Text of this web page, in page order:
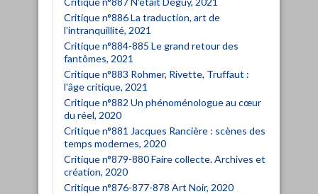
Critique n°886 La traduction, art de
l'intranquillité, 2021
Critique n°884-885 Le grand retour des
fantômes, 2021
Critique n°883 Rohmer, Rivette, Truffaut :
l'âge critique, 2021
Critique n°882 Un phénoménologue au cœur
du réel, 2020
Critique n°881 Jacques Rancière : scènes des
temps modernes, 2020
Critique n°879-880 Faire collecte. Archives et
création, 2020
Critique n°876-877-878 Art Noir, 2020